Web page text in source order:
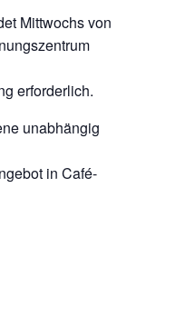
Mittwochs von
erforderlich.
unabhängig
in Café-